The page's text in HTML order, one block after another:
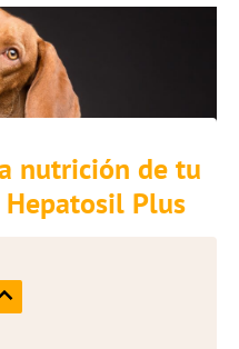
nutrición de tu
Plus